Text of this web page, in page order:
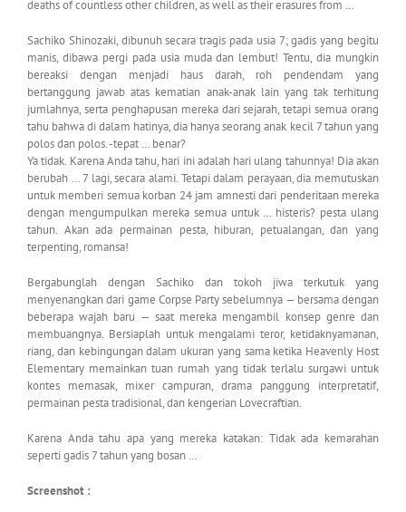
deaths of countless other children, as well as their erasures from …
Sachiko Shinozaki, dibunuh secara tragis pada usia 7; gadis yang begitu
manis, dibawa pergi pada usia muda dan lembut! Tentu, dia mungkin
bereaksi dengan menjadi haus darah, roh pendendam yang
bertanggung jawab atas kematian anak-anak lain yang tak terhitung
jumlahnya, serta penghapusan mereka dari sejarah, tetapi semua orang
tahu bahwa di dalam hatinya, dia hanya seorang anak kecil 7 tahun yang
polos dan polos. -tepat … benar?
Ya tidak. Karena Anda tahu, hari ini adalah hari ulang tahunnya! Dia akan
berubah … 7 lagi, secara alami. Tetapi dalam perayaan, dia memutuskan
untuk memberi semua korban 24 jam amnesti dari penderitaan mereka
dengan mengumpulkan mereka semua untuk … histeris? pesta ulang
tahun. Akan ada permainan pesta, hiburan, petualangan, dan yang
terpenting, romansa!
Bergabunglah dengan Sachiko dan tokoh jiwa terkutuk yang
menyenangkan dari game Corpse Party sebelumnya — bersama dengan
beberapa wajah baru — saat mereka mengambil konsep genre dan
membuangnya. Bersiaplah untuk mengalami teror, ketidaknyamanan,
riang, dan kebingungan dalam ukuran yang sama ketika Heavenly Host
Elementary memainkan tuan rumah yang tidak terlalu surgawi untuk
kontes memasak, mixer campuran, drama panggung interpretatif,
permainan pesta tradisional, dan kengerian Lovecraftian.
Karena Anda tahu apa yang mereka katakan: Tidak ada kemarahan
seperti gadis 7 tahun yang bosan …
Screenshot :